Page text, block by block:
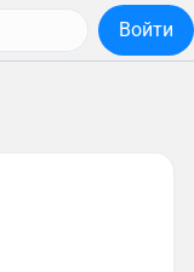
Войти